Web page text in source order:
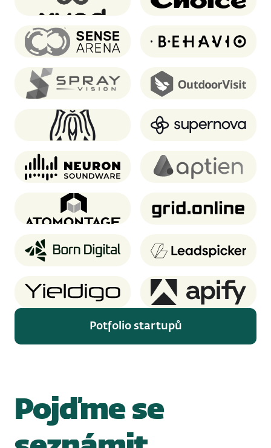
Sense Arena Behavio
SprayVision OutdoorVisit
Oddin.gg Supernova.io
Neuron Soundware Aptien
Atomontage Grid.online
Born Digital Leadspicker
Yieldigo Apify
Potfolio startupů
Pojďme se